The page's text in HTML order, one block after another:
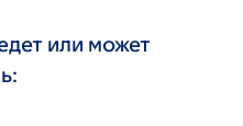
или может